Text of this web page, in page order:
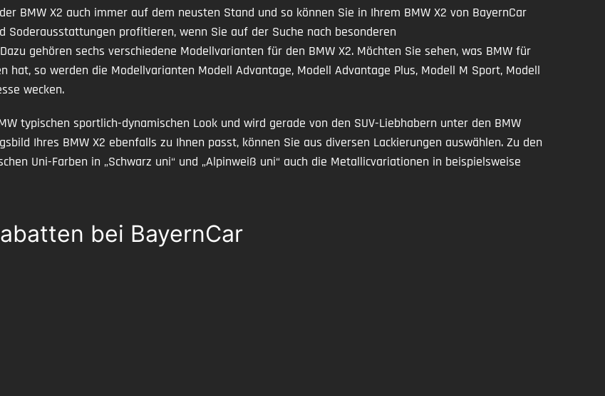
BMW X2 auch immer auf dem neusten Stand und so können Sie in Ihrem BMW X2 von BayernCar
profitieren, wenn Sie auf der Suche nach besonderen
gehören sechs verschiedene Modellvarianten für den BMW X2. Möchten Sie sehen, was BMW für
hat, so werden die Modellvarianten Modell Advantage, Modell Advantage Plus, Modell M Sport, Modell
wecken.
typischen sportlich-dynamischen Look und wird gerade von den SUV-Liebhabern unter den BMW
Ihres BMW X2 ebenfalls zu Ihnen passt, können Sie aus diversen Lackierungen auswählen. Zu den
Uni-Farben in „Schwarz uni“ und „Alpinweiß uni“ auch die Metallicvariationen in beispielsweise
bei BayernCar